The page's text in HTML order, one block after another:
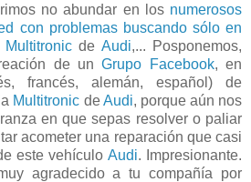
no abundar en los numerosos
con problemas buscando sólo en
Multitronicde Audi,... Posponemos,
de unGrupo Facebook, en
francés, alemán, español) de
Multitronic deAudi, porque aún nos
en que sepas resolver o paliar
acometer una reparación que casi
este vehículo Audi. Impresionante.
agradecido a tu compañía por